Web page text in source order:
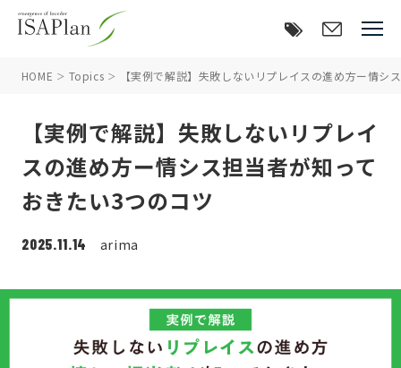
HOME Topics 【実例で解説】失敗しないリプレイスの進め方ー情シ
【実例で解説】失敗しないリプレイ
スの進め方ー情シス担当者が知って
おきたい3つのコツ
2025.11.14 arima